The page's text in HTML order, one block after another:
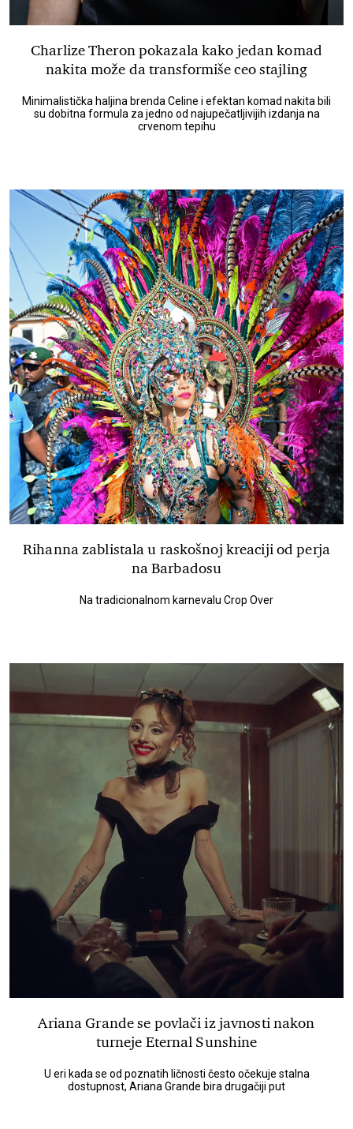
Charlize Theron pokazala kako jedan komad
nakita može da transformiše ceo stajling
Minimalistička haljina brenda Celine i efektan komad nakita bili
su dobitna formula za jedno od najupečatljivijih izdanja na
crvenom tepihu
Rihanna zablistala u raskošnoj kreaciji od perja
na Barbadosu
Na tradicionalnom karnevalu Crop Over
Ariana Grande se povlači iz javnosti nakon
turneje Eternal Sunshine
U eri kada se od poznatih ličnosti često očekuje stalna
dostupnost, Ariana Grande bira drugačiji put